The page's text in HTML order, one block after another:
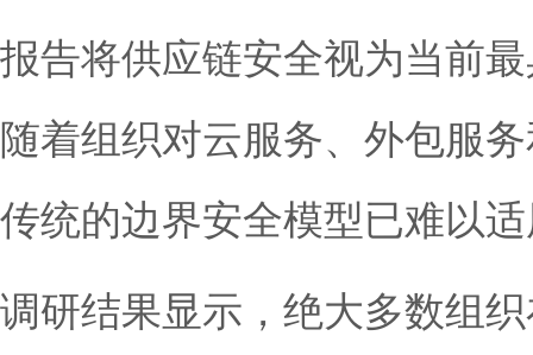
报告将供应链安全视为当前
随着组织对云服务、外包服
传统的边界安全模型已难以
调研结果显示，绝大多数组